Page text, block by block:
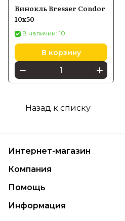
Бинокль Bresser Condor
10x50
В наличии: 10
В корзину
Назад к списку
Интернет-магазин
Компания
Помощь
Информация